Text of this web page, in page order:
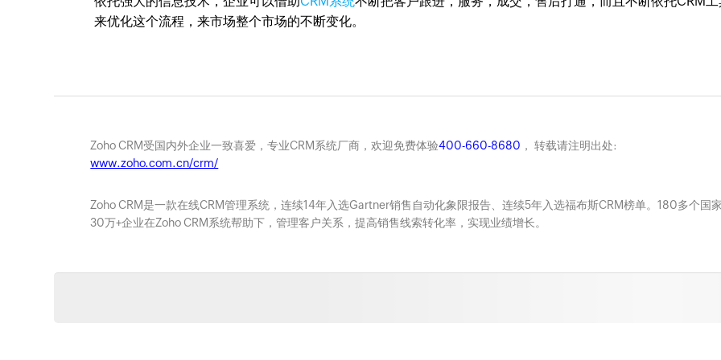
来优化这个流程，来市场整个市场的不断变化。
Zoho CRM受国内外企业一致喜爱，专业CRM系统厂商，欢迎免费体验400-660-8680 ， 转载请注明出处:
www.zoho.com.cn/crm/
Zoho CRM是一款在线CRM管理系统，连续14年入选Gartner销售自动化象限报告、连续5年入选福布斯CRM榜单。180多个国
30万+企业在Zoho CRM系统帮助下，管理客户关系，提高销售线索转化率，实现业绩增长。